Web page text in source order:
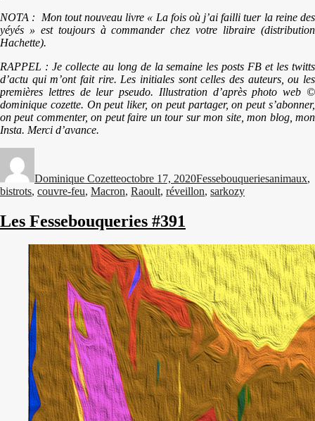
NOTA : Mon tout nouveau livre « La fois où j’ai failli tuer la reine des
yéyés » est toujours à commander chez votre libraire (distribution
Hachette).
RAPPEL : Je collecte au long de la semaine les posts FB et les twitts
d’actu qui m’ont fait rire. Les initiales sont celles des auteurs, ou les
premières lettres de leur pseudo. Illustration d’après photo web ©
dominique cozette. On peut liker, on peut partager, on peut s’abonner,
on peut commenter, on peut faire un tour sur mon site, mon blog, mon
Insta. Merci d’avance.
Dominique Cozetteoctobre 17, 2020Fessebouqueriesanimaux,
bistrots, couvre-feu, Macron, Raoult, réveillon, sarkozy
Les Fessebouqueries #391